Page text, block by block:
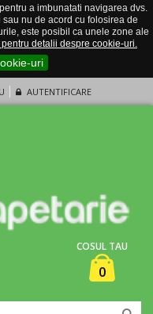
a imbunatati navigarea dvs.
nu de acord cu folosirea de
este posibil ca unele zone ale
detalii despre cookie-uri.
uri
AUTENTIFICARE
COSUL TAU
0